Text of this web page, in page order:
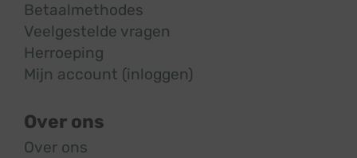
Betaalmethodes
Veelgestelde vragen
Herroeping
Mijn account (inloggen)
Over ons
Over ons